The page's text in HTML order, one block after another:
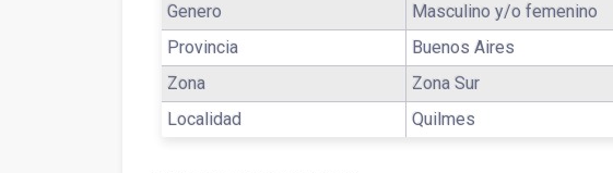
Genero
Masculino y/o femenino
Provincia
Buenos Aires
Zona
Zona Sur
Localidad
Quilmes